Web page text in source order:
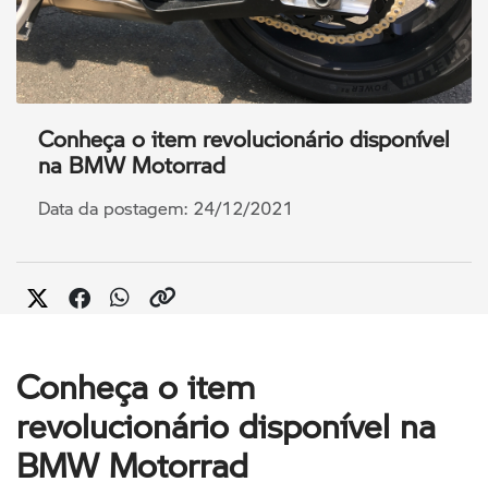
Conheça o item revolucionário disponível
na BMW Motorrad
Data da postagem: 24/12/2021
Conheça o item
revolucionário disponível na
BMW Motorrad